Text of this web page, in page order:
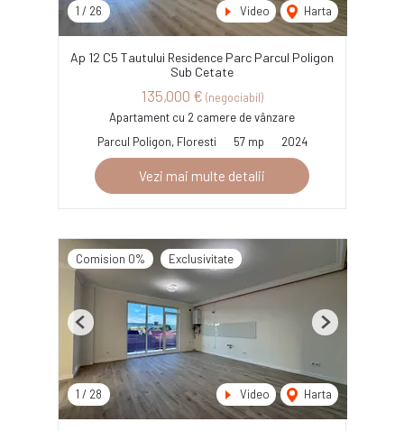
1 / 26 Video Harta
Ap 12 C5 Tautului Residence Parc Parcul Poligon
Sub Cetate
135,000 € (negociabil)
Apartament cu 2 camere de vânzare
Parcul Poligon, Floresti
57 mp 2024
Vezi mai multe detalii
Comision 0% Exclusivitate
1 / 28 Video Harta
Previous Next